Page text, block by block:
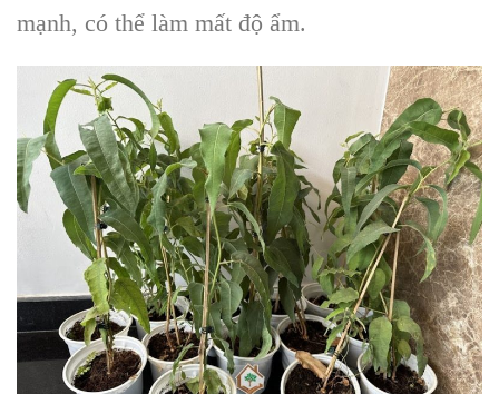
mạnh, có thể làm mất độ ẩm.